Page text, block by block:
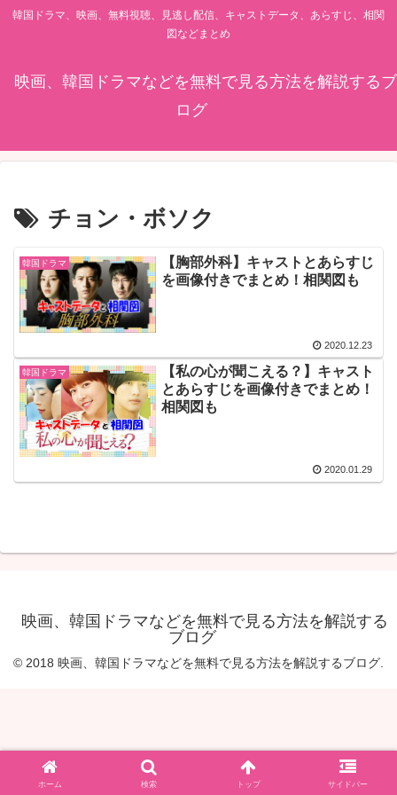
韓国ドラマ、映画、無料視聴、見逃し配信、キャストデータ、あらすじ、相関
図などまとめ
映画、韓国ドラマなどを無料で見る方法を解説するブ
ログ
チョン・ボソク
韓国ドラマ
【胸部外科】キャストとあらすじ
を画像付きでまとめ！相関図も
2020.12.23
韓国ドラマ
【私の心が聞こえる？】キャスト
とあらすじを画像付きでまとめ！
相関図も
2020.01.29
映画、韓国ドラマなどを無料で見る方法を解説する
ブログ
© 2018 映画、韓国ドラマなどを無料で見る方法を解説するブログ.
ホーム 検索 トップ サイドバー